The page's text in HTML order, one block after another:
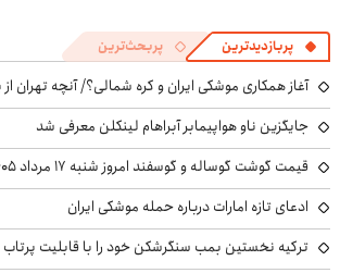
پربازدیدترین پربحث‌ترین
آغاز همکاری موشکی ایران و کره شمالی؟/ آنچه تهران
جایگزین ناو هواپیمابر آبراهام لینکلن معرفی شد
قیمت گوشت گوساله و گوسفند امروز شنبه ۱۷ مرداد ۱۴۰۵ +جدول
ادعای تازه امارات درباره حمله موشکی ایران
ترکیه نخستین بمب سنگرشکن خود را با قابلیت پرتاب